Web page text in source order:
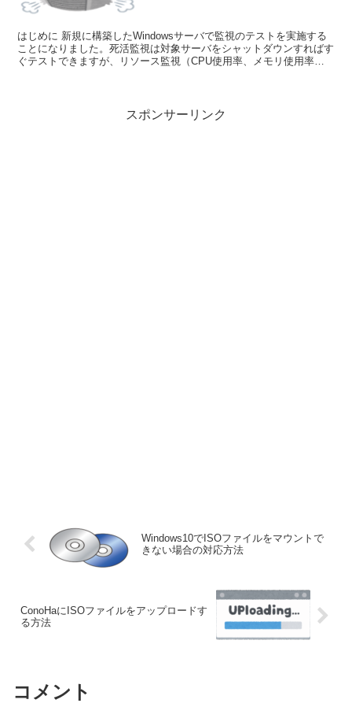
はじめに 新規に構築したWindowsサーバで監視のテストを実施する
ことになりました。死活監視は対象サーバをシャットダウンすればす
ぐテストできますが、リソース監視（CPU使用率、メモリ使用率、
スポンサーリンク
Windows10でISOファイルをマウントで
きない場合の対応方法
ConoHaにISOファイルをアップロードす
る方法
コメント